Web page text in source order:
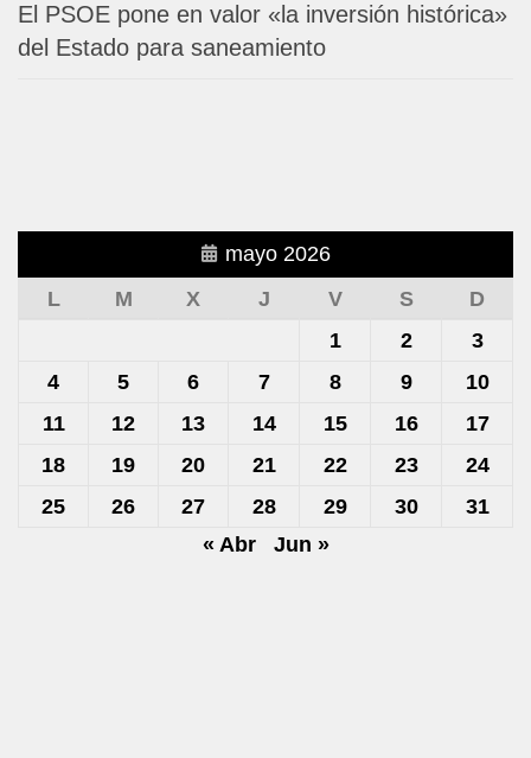
El PSOE pone en valor «la inversión histórica»
del Estado para saneamiento
mayo 2026
L
M X J V S
D
1
2
3
4
5 6 7 8 9
10
11
12 13 14 15 16
17
18
19 20 21 22 23
24
25
26 27 28 29 30
31
« Abr
Jun »